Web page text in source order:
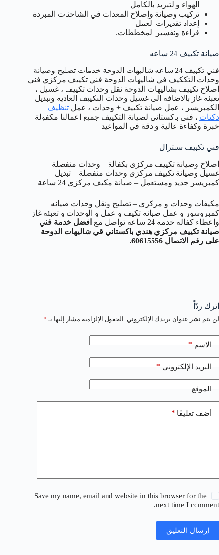
الهواء والتبريد بالكامل
تركيب وصيانة وإصلاح المعدات في الشاحنات المبردة
إعداد تقديرات العمل
قراءة وتفسير المخططات.
صيانة تكييف 24 ساعه
فني تكييف 24 ساعه شاليهات الدوحة خدمات تصليح وصيانة
وحدات التككيف في شاليهات الدوحة فني تكييف مركزي فني
اصلاح تكييف بشاليهات الدوحة نقل وحدات تكييف ، غسيل ،
تعبئة غاز بالاضافة الى غسيل وحدات التكييف العادية وتبديل
الكمبريسر ، عمل صيانة تكييف + وحدات ، عمل تنظيف
دكتات ، فني باكستاني لصيانة التكييف جميع اعمالنا مكفولة
خبرة وكفاءة عالية و دقة في المواعيد
فني تكييف سنترال
اصلاح وصيانة تكييف مركزى بكفالة – وحدات منفصلة –
غسيل وصيانة تكييف مركزى وحدات منفصلة – تبديل
كمبريسر جديد ومستعمل – صيانة مكيف مركزى 24 ساعة
مكيفات وحدات و مركزى – تصليح ونقل وحدات صيانه
كمبروسور و عمل صيانه تكيف و عمل و الوحدات و تعبئه غاز
واعطاء كفاله خدمه 24 ساعه تواصل مع
افضل خدمة فني
صيانة تكييف مركزي هندي باكستاني قي شاليهات الدوحة
على رقم الاتصال 60615556.
اترك ردّاً
لن يتم نشر عنوان بريدك الإلكتروني. الحقول الإلزامية مشار إليها بـ *
الاسم*
البريد الإلكتروني*
الموقع
أضف تعليقًا *
Save my name, email and website in this browser for the
next time I comment.
إرسال التعليق